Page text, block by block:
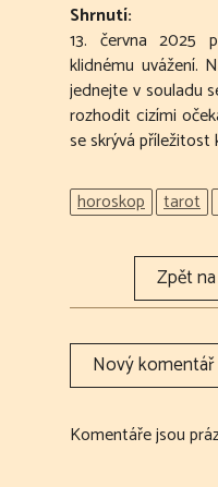
Shrnutí:
13. června 2025
klidnému uvážení.
jednejte v souladu
rozhodit cizími
se skrývá příležitost
horoskop tarot
Komentáře jsou